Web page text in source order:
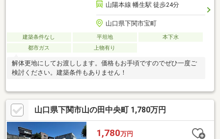
山陽本線 幡生駅 徒歩24分
山口県下関市宝町
建築条件なし 平坦地
本下水
都市ガス
上物有り
解体更地にしてお渡しします。価格もお手頃ですのでぜひ一度ご
検討ください。建築条件もありません！
山口県下関市山の田中央町 1,780万円
1,780万円